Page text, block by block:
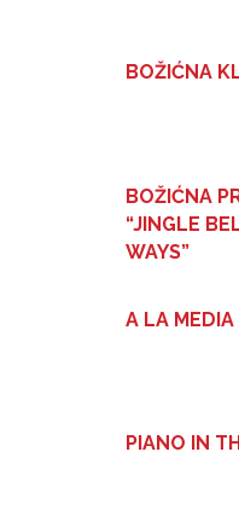
BOŽIĆNA
BOŽIĆNA
“JINGLE
WAYS”
A LA MEDIA
PIANO IN